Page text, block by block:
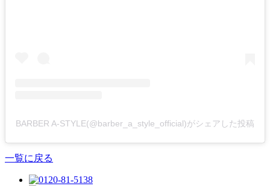
BARBER A-STYLE(@barber_a_style_official)がシェアした投稿
一覧に戻る